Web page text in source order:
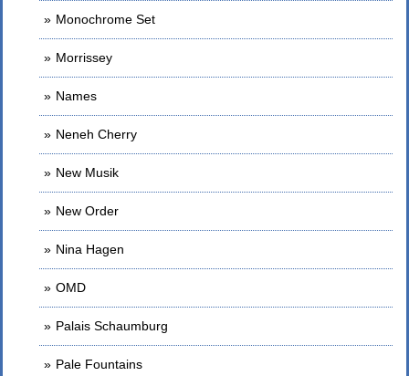
Monochrome Set
Morrissey
Names
Neneh Cherry
New Musik
New Order
Nina Hagen
OMD
Palais Schaumburg
Pale Fountains